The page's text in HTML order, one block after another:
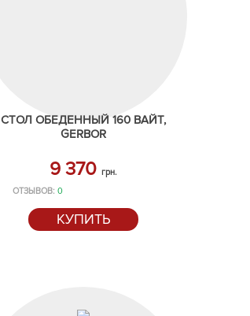
СТОЛ ОБЕДЕННЫЙ 160 ВАЙТ,
GERBOR
9 370 грн.
ОТЗЫВОВ: 0
КУПИТЬ